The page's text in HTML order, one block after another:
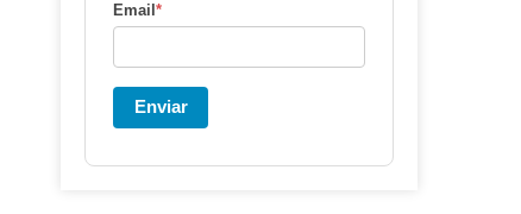
Email *
Enviar